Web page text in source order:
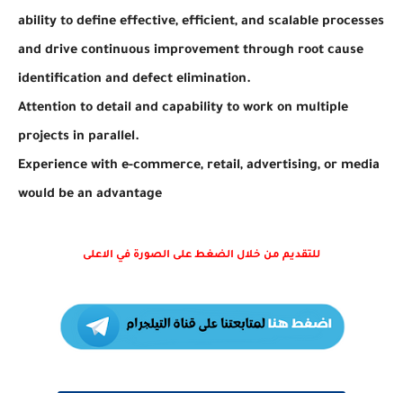
ability to define effective, efficient, and scalable processes
and drive continuous improvement through root cause
identification and defect elimination.
Attention to detail and capability to work on multiple
projects in parallel.
Experience with e-commerce, retail, advertising, or media
would be an advantage
للتقديم من خلال الضغط على الصورة في الاعلى